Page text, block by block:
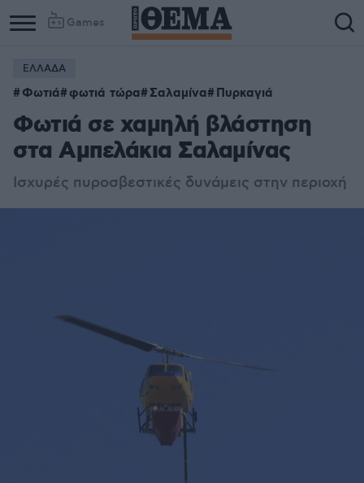
Games
ΕΛΛΑΔΑ
Φωτιά φωτιά τώρα Σαλαμίνα Πυρκαγιά
Φωτιά σε χαμηλή βλάστηση
στα Αμπελάκια Σαλαμίνας
Ισχυρές πυροσβεστικές δυνάμεις στην περιοχή